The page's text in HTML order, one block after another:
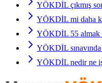
YÖKDİL çıkmış
YÖKDİL mi daha
YÖKDİL 55 almak
YÖKDİL
YÖKDİL nedir ne